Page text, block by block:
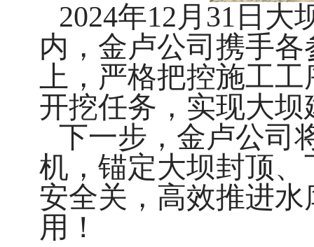
2024年12月31日
内，金卢公司携手
上，严格把控施工
开挖任务，实现大
下一步，金卢公司
机，锚定大坝封顶
安全关，高效推进
用！